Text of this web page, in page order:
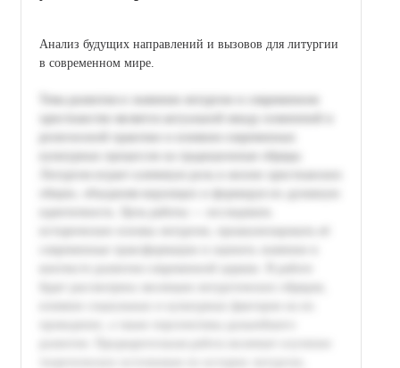
Анализ будущих направлений и вызовов для литургии
в современном мире.